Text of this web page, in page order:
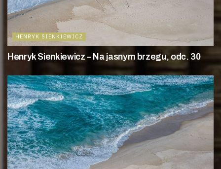
HENRYK SIENKIEWICZ
Henryk Sienkiewicz – Na jasnym brzegu, odc. 30